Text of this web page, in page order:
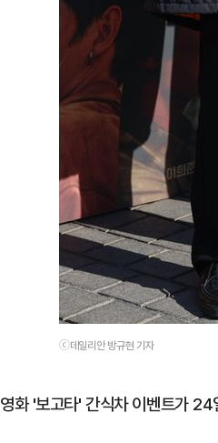
ⓒ데일리안 방규현 기자
영화 '보고타' 간식차 이벤트가